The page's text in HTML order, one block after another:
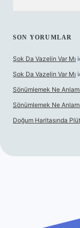
SON YORUMLAR
Şok Da Vazelin Var Mı
Şok Da Vazelin Var Mı
Sönümlemek Ne
Sönümlemek Ne
Doğum Haritasında